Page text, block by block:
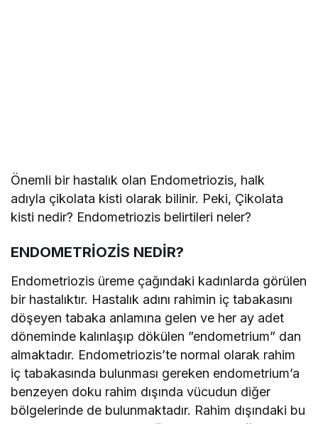
Önemli bir hastalık olan Endometriozis, halk
adıyla çikolata kisti olarak bilinir. Peki, Çikolata
kisti nedir? Endometriozis belirtileri neler?
ENDOMETRİOZİS NEDİR?
Endometriozis üreme çağındaki kadınlarda görülen
bir hastalıktır. Hastalık adını rahimin iç tabakasını
döşeyen tabaka anlamına gelen ve her ay adet
döneminde kalınlaşıp dökülen ”endometrium” dan
almaktadır. Endometriozis’te normal olarak rahim
iç tabakasında bulunması gereken endometrium’a
benzeyen doku rahim dışında vücudun diğer
bölgelerinde de bulunmaktadır. Rahim dışındaki bu